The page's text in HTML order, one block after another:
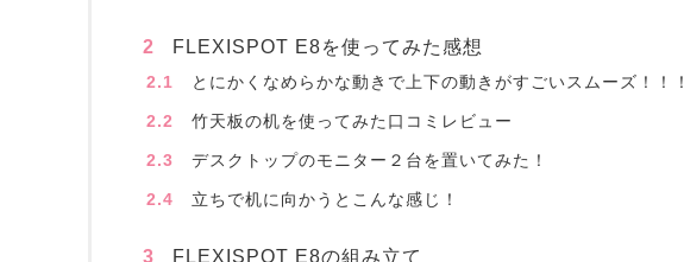
2 FLEXISPOT E8を使ってみた感想
2.1 とにかくなめらかな動きで上下の動きがすごいスムーズ！！！
2.2 竹天板の机を使ってみた口コミレビュー
2.3 デスクトップのモニター２台を置いてみた！
2.4 立ちで机に向かうとこんな感じ！
3 FLEXISPOT E8の組み立て